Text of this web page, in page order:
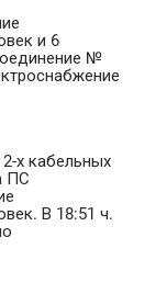
и 6
№
х кабельных
ПС
В 18:51 ч.